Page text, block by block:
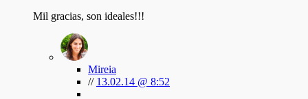
Mil gracias, son ideales!!!
Mireia
// 13.02.14 @ 8:52